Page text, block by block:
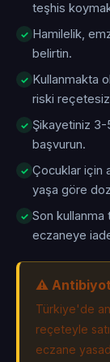
teşhis
Hamilelik,
belirtin.
Kullanmakta
riski
Şikayetiniz
başvurun.
Çocuklar için
yaşa göre
Son kullanma
eczaneye
⚠️
Türkiye'de
reçeteyle
eczane